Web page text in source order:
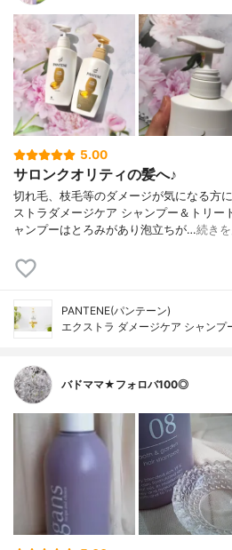
5.00
サロンクオリティの髪へ♪
切れ毛、枝毛等のダメージが気になる方
ストラダメージケア シャンプー＆トリー
ャンプーはとろみがあり泡立ちが…続き
PANTENE(パンテーン)
エクストラ ダメージケア シャンプ
バドママ★フォロバ100◎